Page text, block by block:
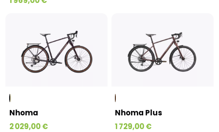
Nhoma
2 029,00 €
Nhoma Plus
1 729,00 €